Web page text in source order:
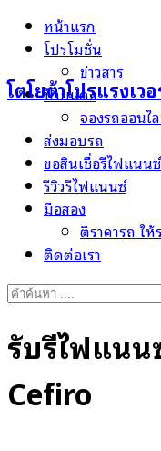
Skip
โตโยต้าโปรแรงเว
หน้าแรก
โปรโมชั่น
ข่าวสาร
ป้ายแดง
จองรถออนไ
ส่งมอบรถ
ขอสินเชื่อรีไฟแนนซ์
รีวิวรีไฟแนนซ์
มือสอง
ตีราคารถ ให้
ติดต่อเรา
Search
รับรีไฟแน
Cefiro